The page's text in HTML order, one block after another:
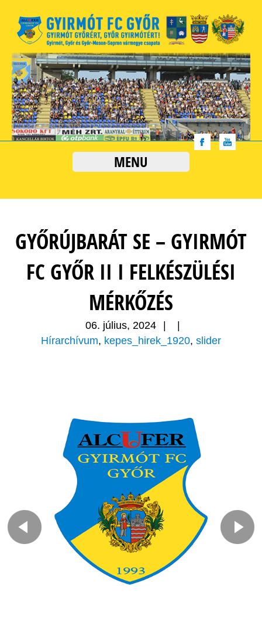
MENU
GYŐRÚJBARÁT SE – GYIRMÓT
FC GYŐR II I FELKÉSZÜLÉSI
MÉRKŐZÉS
06. július, 2024
Hírarchívum, kepes_hirek_1920, slider